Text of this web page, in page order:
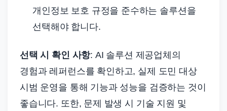
개인정보 보호 규정을 준수하는 솔루션을
선택해야 합니다.
선택 시 확인 사항: AI 솔루션 제공업체의
경험과 레퍼런스를 확인하고, 실제 도민 대상
시범 운영을 통해 기능과 성능을 검증하는 것이
좋습니다. 또한, 문제 발생 시 기술 지원 및